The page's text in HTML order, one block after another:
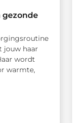
gezonde
jouw haar
wordt
warmte,